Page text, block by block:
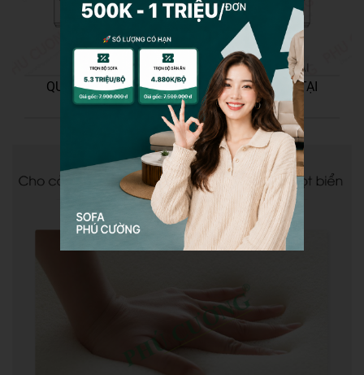
QUY TRÌNH SẢN XUẤT & NHẬP KHẨU SOFA TẠI
PHÚ CƯỜNG